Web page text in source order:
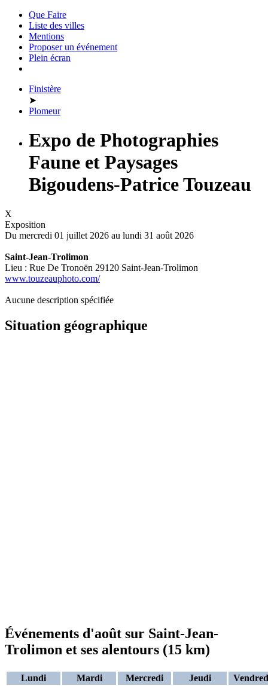
Que Faire
Liste des villes
Mentions
Proposer un événement
Plein écran
Finistère
➤
Plomeur
Expo de Photographies
Faune et Paysages
Bigoudens-Patrice Touzeau
X
Exposition
Du mercredi 01 juillet 2026 au lundi 31 août 2026
Saint-Jean-Trolimon
Lieu : Rue De Tronoën 29120 Saint-Jean-Trolimon
www.touzeauphoto.com/
Aucune description spécifiée
Situation géographique
Événements d'août sur Saint-Jean-
Trolimon et ses alentours (15 km)
Lundi Mardi Mercredi Jeudi